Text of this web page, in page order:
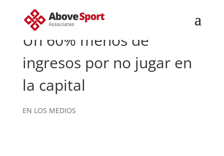
Un 60% menos de
ingresos por no jugar en
la capital
EN LOS MEDIOS